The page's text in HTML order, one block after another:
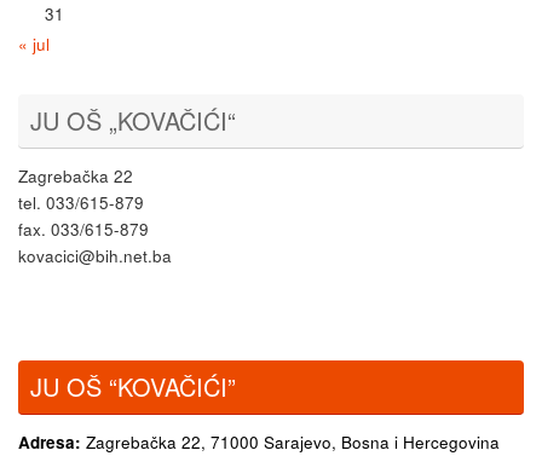
31
« jul
JU OŠ „KOVAČIĆI“
Zagrebačka 22
tel. 033/615-879
fax. 033/615-879
kovacici@bih.net.ba
JU OŠ “KOVAČIĆI”
Adresa: Zagrebačka 22, 71000 Sarajevo, Bosna i Hercegovina